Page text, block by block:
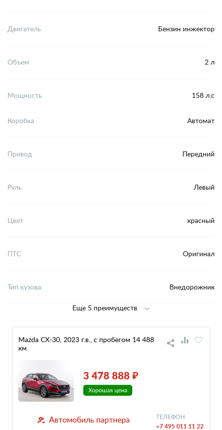
Двигатель Бензин инжектор
Объем 2 л
Мощность 158 л.с
Коробка Автомат
Привод Передний
Руль Левый
Цвет красный
ПТС Оригинал
Тип кузова Внедорожник
Еще 5 преимуществ
Mazda CX-30, 2023 г.в., с пробегом 14 488
км
3 478 888 ₽
Автомобиль партнера ТЕЛЕФОН:
+7 495 011 11 22